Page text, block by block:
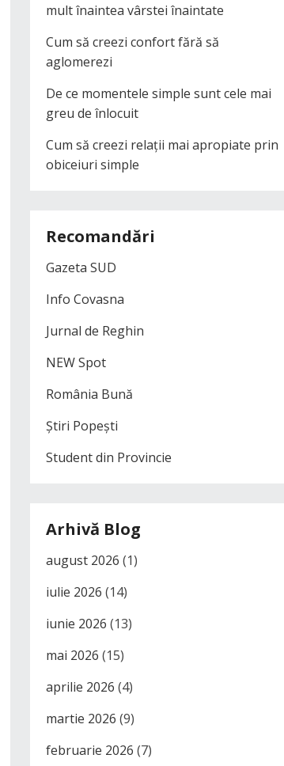
mult înaintea vârstei înaintate
Cum să creezi confort fără să
aglomerezi
De ce momentele simple sunt cele mai
greu de înlocuit
Cum să creezi relații mai apropiate prin
obiceiuri simple
Recomandări
Gazeta SUD
Info Covasna
Jurnal de Reghin
NEW Spot
România Bună
Știri Popești
Student din Provincie
Arhivă Blog
august 2026 (1)
iulie 2026 (14)
iunie 2026 (13)
mai 2026 (15)
aprilie 2026 (4)
martie 2026 (9)
februarie 2026 (7)